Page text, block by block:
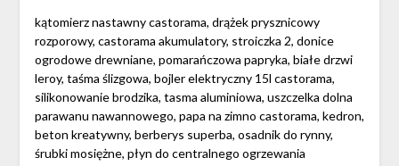
kątomierz nastawny castorama, drążek prysznicowy
rozporowy, castorama akumulatory, stroiczka 2, donice
ogrodowe drewniane, pomarańczowa papryka, białe drzwi
leroy, taśma ślizgowa, bojler elektryczny 15l castorama,
silikonowanie brodzika, tasma aluminiowa, uszczelka dolna
parawanu nawannowego, papa na zimno castorama, kedron,
beton kreatywny, berberys superba, osadnik do rynny,
śrubki mosiężne, płyn do centralnego ogrzewania